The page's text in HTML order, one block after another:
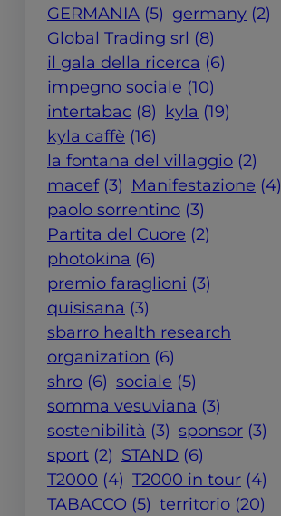
GERMANIA (5) germany (2)
Global Trading srl (8)
il gala della ricerca (6)
impegno sociale (10)
intertabac (8) kyla (19)
kyla caffè (16)
la fontana del villaggio (2)
macef (3) Manifestazione (4)
paolo sorrentino (3)
Partita del Cuore (2)
photokina (6)
premio faraglioni (3)
quisisana (3)
sbarro health research
organization (6)
shro (6) sociale (5)
somma vesuviana (3)
sostenibilità (3) sponsor (3)
sport (2) STAND (6)
T2000 (4) T2000 in tour (4)
TABACCO (5) territorio (20)